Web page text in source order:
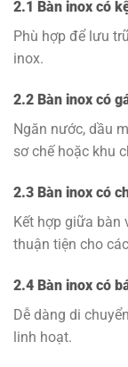
2.1 Bàn inox có
Phù hợp để lưu
inox.
2.2 Bàn inox có
Ngăn nước, dầu
sơ chế hoặc khu
2.3 Bàn inox có
Kết hợp giữa bàn
thuận tiện cho
2.4 Bàn inox có
Dễ dàng di
linh hoạt.